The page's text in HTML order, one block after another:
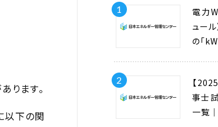
ります。
以下の関
1
電力W
ュー
の「
2
【
事士
一覧